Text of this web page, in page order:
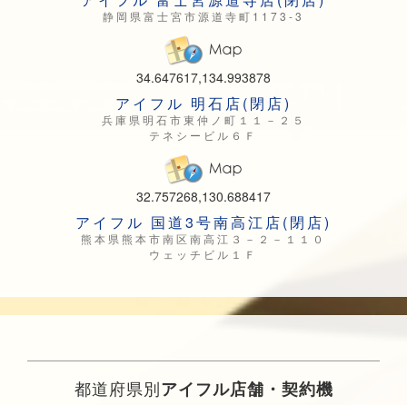
静岡県富士宮市源道寺町1173-3
34.647617,134.993878
アイフル 明石店(閉店)
兵庫県明石市東仲ノ町１１－２５
テネシービル６Ｆ
32.757268,130.688417
アイフル 国道3号南高江店(閉店)
熊本県熊本市南区南高江３－２－１１０
ウェッチビル１Ｆ
都道府県別アイフル店舗・契約機